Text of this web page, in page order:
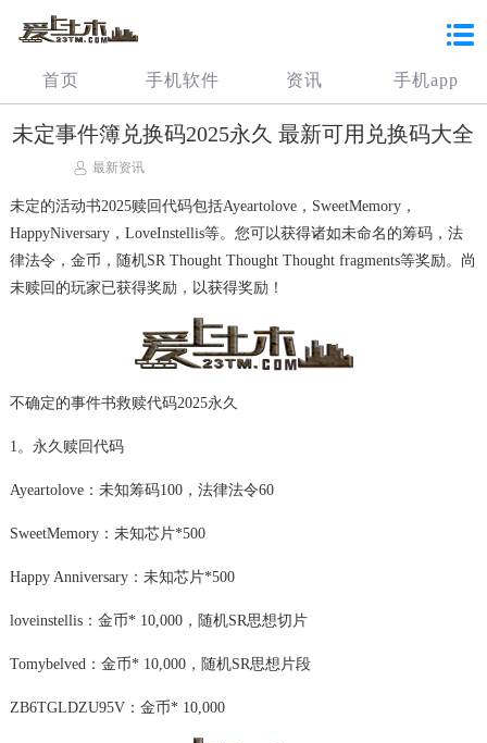
首页 手机软件 资讯 手机app
未定事件簿兑换码2025永久 最新可用兑换码大全
最新资讯
未定的活动书2025赎回代码包括Ayeartolove，SweetMemory，
HappyNiversary，LoveInstellis等。您可以获得诸如未命名的筹码，法
律法令，金币，随机SR Thought Thought Thought fragments等奖励。尚
未赎回的玩家已获得奖励，以获得奖励！
不确定的事件书救赎代码2025永久
1。永久赎回代码
Ayeartolove：未知筹码100，法律法令60
SweetMemory：未知芯片*500
Happy Anniversary：未知芯片*500
loveinstellis：金币* 10,000，随机SR思想切片
Tomybelved：金币* 10,000，随机SR思想片段
ZB6TGLDZU95V：金币* 10,000